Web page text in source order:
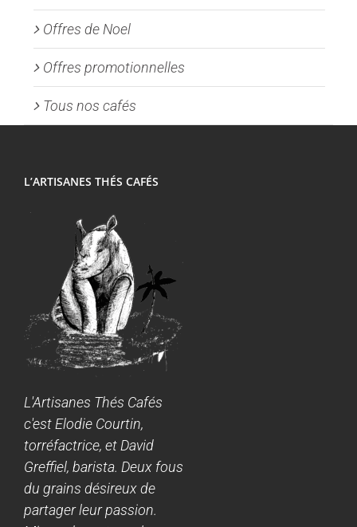
Offres de Noel
Offres promotionnelles
Tous nos cafés
L’ARTISANES THÉS CAFÉS
L'Artisanes Thés Cafés
c'est Elodie Courtin,
torréfactrice, et David
Greffiel, barista. Deux fous
du grains désireux de
partager leur passion.